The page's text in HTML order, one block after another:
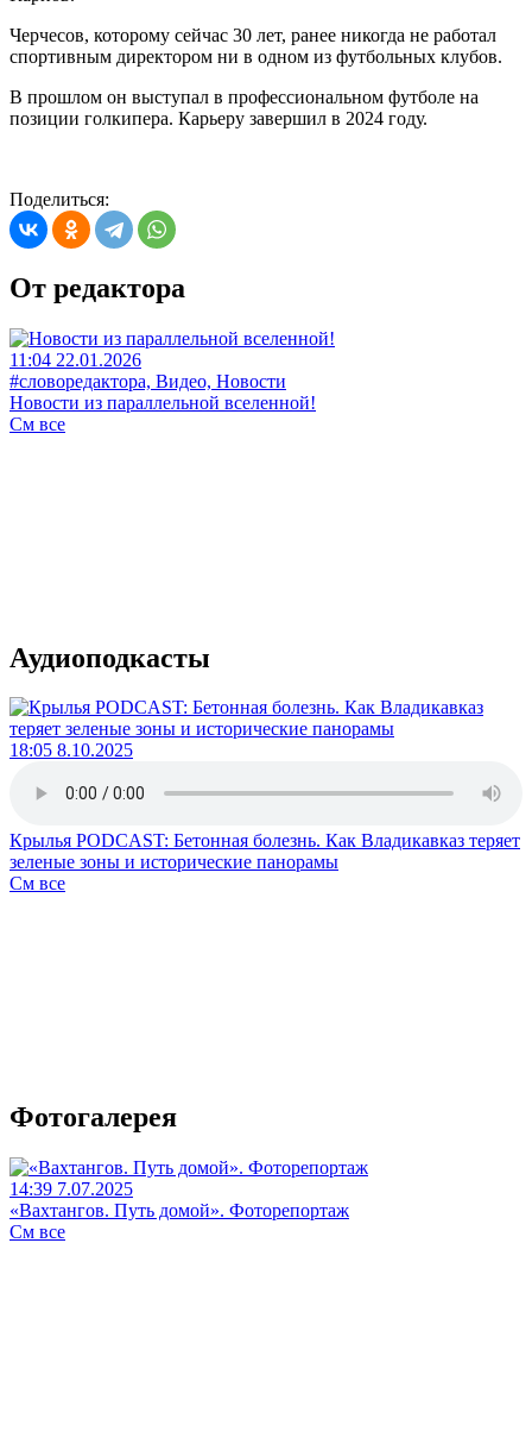
Черчесов, которому сейчас 30 лет, ранее никогда не работал
спортивным директором ни в одном из футбольных клубов.
В прошлом он выступал в профессиональном футболе на
позиции голкипера. Карьеру завершил в 2024 году.
Поделиться:
От редактора
11:04 22.01.2026
#словоредактора, Видео, Новости
Новости из параллельной вселенной!
См все
Аудиоподкасты
18:05 8.10.2025
Крылья PODCAST: Бетонная болезнь. Как Владикавказ теряет
зеленые зоны и исторические панорамы
См все
Фотогалерея
14:39 7.07.2025
«Вахтангов. Путь домой». Фоторепортаж
См все